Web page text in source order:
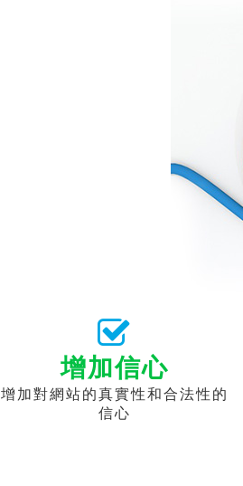
增加信心
增加對網站的真實性和合法性的
信心